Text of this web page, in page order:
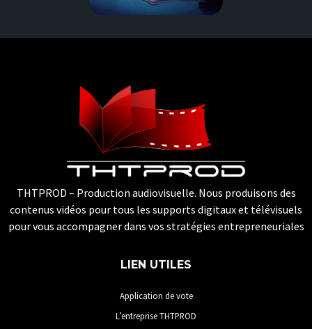
THTPROD – Production audiovisuelle. Nous produisons des
contenus vidéos pour tous les supports digitaux et télévisuels
pour vous accompagner dans vos stratégies entrepreneuriales
LIEN UTILES
Application de vote
L’entreprise THTPROD